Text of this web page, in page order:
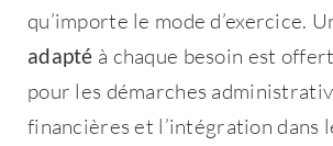
qu’importe le mode d’exercice.
adapté à chaque besoin est
pour les démarches
financières et l’intégration dans